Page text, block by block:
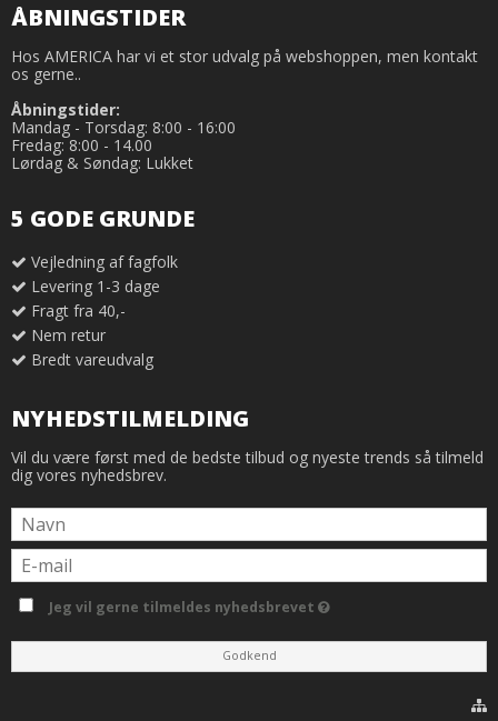
ÅBNINGSTIDER
Hos AMERICA har vi et stor udvalg på webshoppen, men kontakt
os gerne..
Åbningstider:
Mandag - Torsdag: 8:00 - 16:00
Fredag: 8:00 - 14.00
Lørdag & Søndag: Lukket
5 GODE GRUNDE
Vejledning af fagfolk
Levering 1-3 dage
Fragt fra 40,-
Nem retur
Bredt vareudvalg
NYHEDSTILMELDING
Vil du være først med de bedste tilbud og nyeste trends så tilmeld
dig vores nyhedsbrev.
Jeg vil gerne tilmeldes nyhedsbrevet
Godkend